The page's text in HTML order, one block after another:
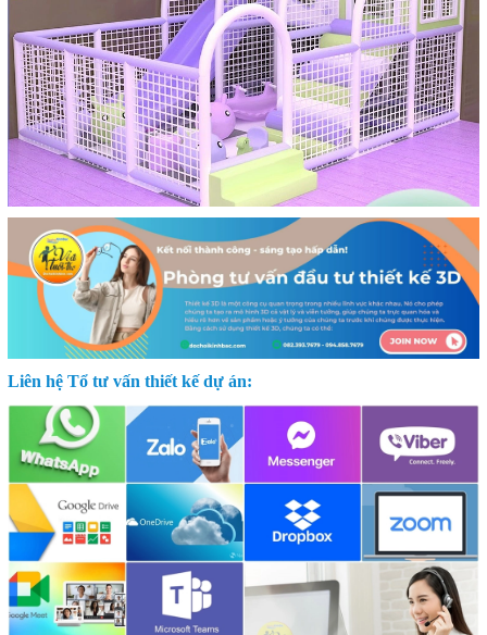
Liên hệ Tổ tư vấn thiết kế dự án: